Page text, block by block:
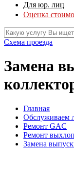
Для юр. лиц
Оценка
Схема проезда
Замена
Главная
Обслуживаем
Ремонт GAC
Ремонт
Замена